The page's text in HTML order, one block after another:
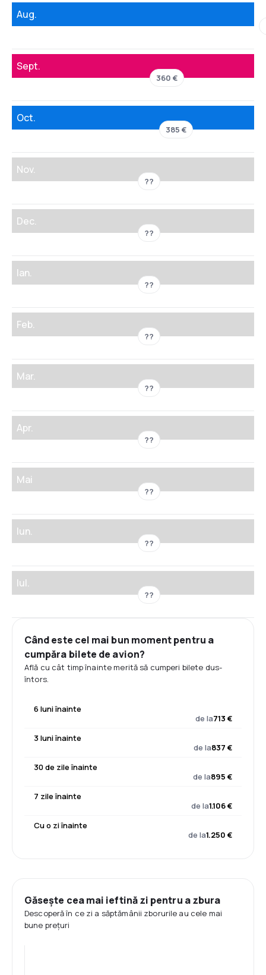
Aug.
Sept.
360 €
Oct.
385 €
Nov.
??
Dec.
??
Ian.
??
Feb.
??
Mar.
??
Apr.
??
Mai
??
Iun.
??
Iul.
??
Când este cel mai bun moment pentru a
cumpăra bilete de avion?
Află cu cât timp înainte merită să cumperi bilete dus-
întors.
6 luni înainte
de la713 €
3 luni înainte
de la837 €
30 de zile înainte
de la895 €
7 zile înainte
de la1.106 €
Cu o zi înainte
de la1.250 €
Găsește cea mai ieftină zi pentru a zbura
Descoperă în ce zi a săptămânii zborurile au cele mai
bune prețuri